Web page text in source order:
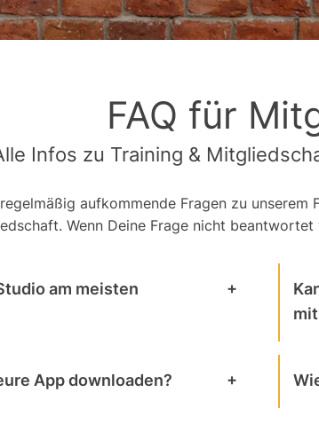
FAQ für
Infos zu Training &
aufkommende Fragen zu
Wenn Deine Frage nicht
am meisten
App downloaden?